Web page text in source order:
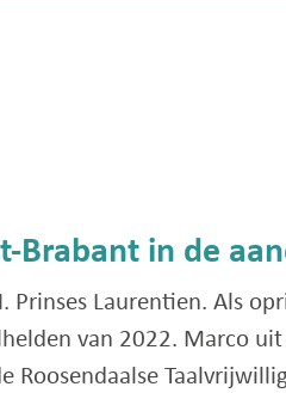
Brabant in de
Laurentien. Als
van 2022. Marco